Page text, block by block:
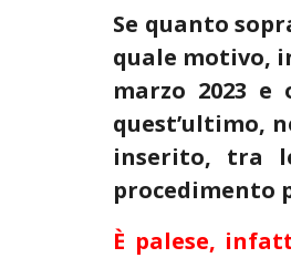
Se quanto
quale motivo,
marzo 2023
quest’ultimo,
inserito, tra
procedimento
È palese,